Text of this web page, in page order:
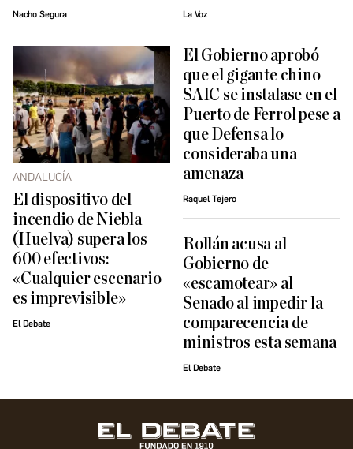
Nacho Segura La Voz
ANDALUCÍA
El dispositivo del
incendio de Niebla
(Huelva) supera los
600 efectivos:
«Cualquier escenario
es imprevisible»
El Debate
El Gobierno aprobó
que el gigante chino
SAIC se instalase en el
Puerto de Ferrol pese a
que Defensa lo
consideraba una
amenaza
Raquel Tejero
Rollán acusa al
Gobierno de
«escamotear» al
Senado al impedir la
comparecencia de
ministros esta semana
El Debate